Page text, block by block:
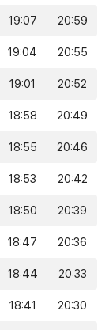
19:07 20:59
19:04 20:55
19:01 20:52
18:58 20:49
18:55 20:46
18:53 20:42
18:50 20:39
18:47 20:36
18:44 20:33
18:41 20:30